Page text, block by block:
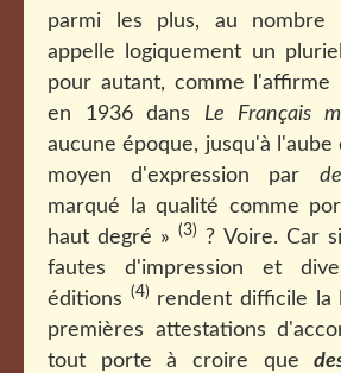
parmi les plus, au
appelle logiquement un
pour autant, comme
en 1936 dans Le Français
aucune époque, jusqu'à l'aube
moyen d'expression par
marqué la qualité comme
haut degré »(3)
? Voire. Car
fautes d'impression et
éditions (4) rendent difficile la
premières attestations
tout porte à croire que